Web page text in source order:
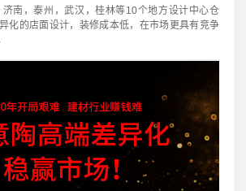
南，泰州，武汉，桂林等10个地方设计中心仓
化的店面设计，装修成本低，在市场更具有竞争